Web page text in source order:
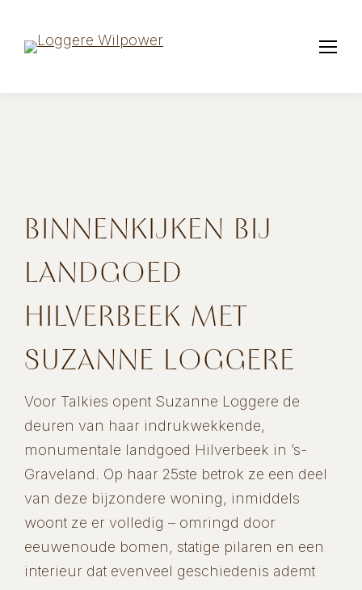
BINNENKIJKEN BIJ
LANDGOED
HILVERBEEK MET
SUZANNE LOGGERE
Voor Talkies opent Suzanne Loggere de
deuren van haar indrukwekkende,
monumentale landgoed Hilverbeek in ’s-
Graveland. Op haar 25ste betrok ze een deel
van deze bijzondere woning, inmiddels
woont ze er volledig – omringd door
eeuwenoude bomen, statige pilaren en een
interieur dat evenveel geschiedenis ademt